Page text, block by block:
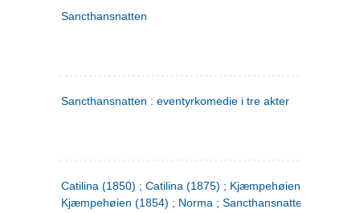
Sancthansnatten
Sancthansnatten : eventyrkomedie i tre akter
Catilina (1850) ; Catilina (1875) ; Kjæmpehøien (1850) ;
Kjæmpehøien (1854) ; Norma ; Sancthansnatten